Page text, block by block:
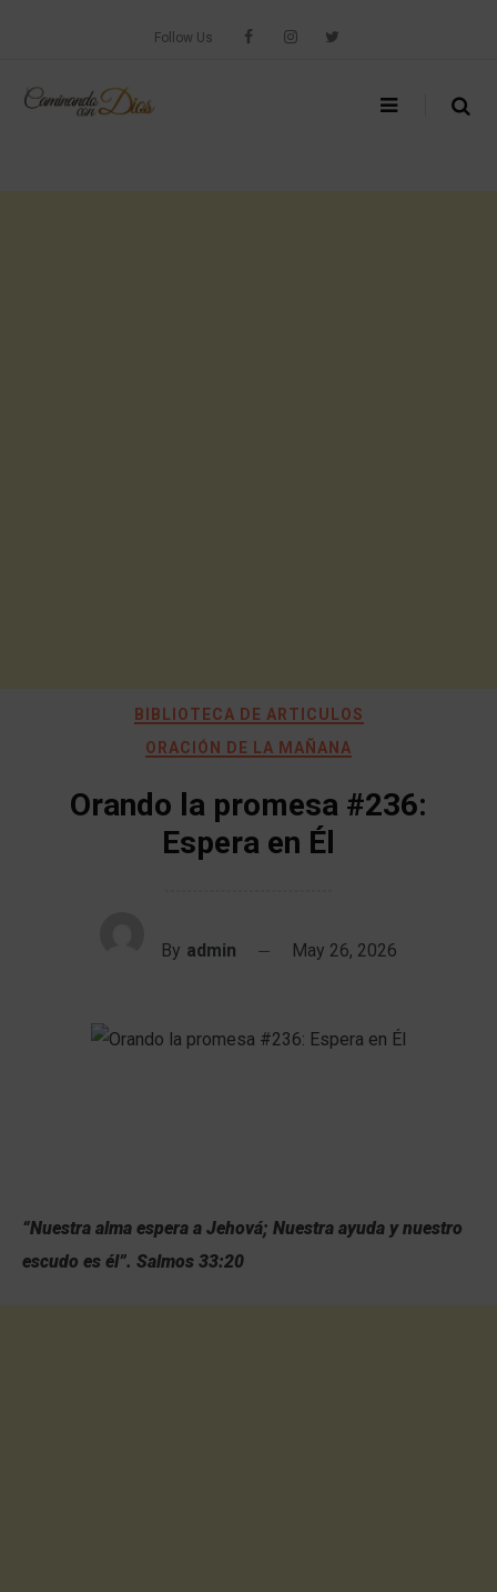
Follow Us
BIBLIOTECA DE ARTICULOS
ORACIÓN DE LA MAÑANA
Orando la promesa #236:
Espera en Él
By admin May 26, 2026
“Nuestra alma espera a Jehová; Nuestra ayuda y nuestro
escudo es él”. Salmos 33:20